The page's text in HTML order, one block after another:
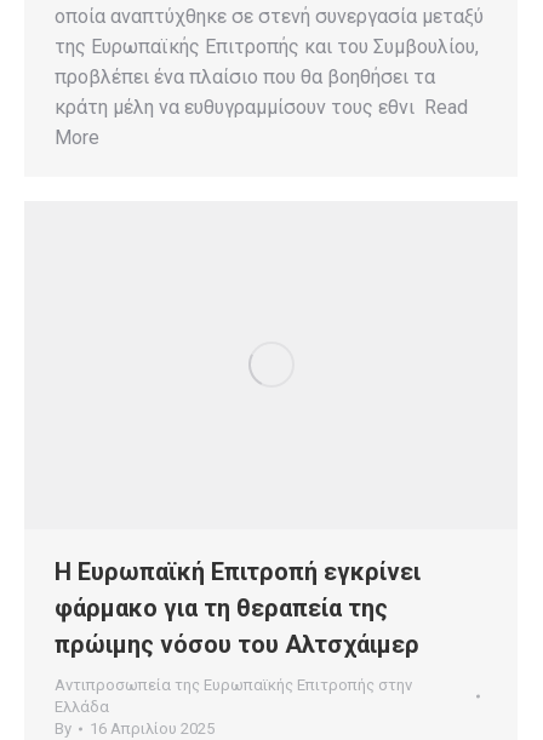
οποία αναπτύχθηκε σε στενή συνεργασία μεταξύ
της Ευρωπαϊκής Επιτροπής και του Συμβουλίου,
προβλέπει ένα πλαίσιο που θα βοηθήσει τα
κράτη μέλη να ευθυγραμμίσουν τους εθνι Read
More
Η Ευρωπαϊκή Επιτροπή εγκρίνει
φάρμακο για τη θεραπεία της
πρώιμης νόσου του Αλτσχάιμερ
Αντιπροσωπεία της Ευρωπαϊκής Επιτροπής στην
Ελλάδα
By
16 Απριλίου 2025